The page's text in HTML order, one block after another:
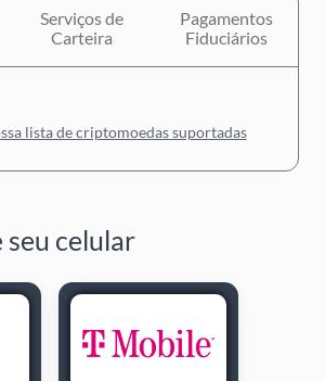
Serviços de
Carteira
Pagamentos
Fiduciários
lista de criptomoedas suportadas
seu celular